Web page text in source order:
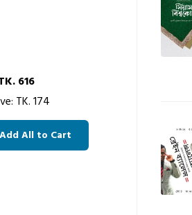
616
TK.174
Add All to Cart